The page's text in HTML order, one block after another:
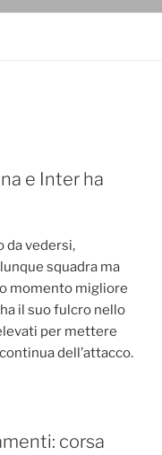
e Inter ha
da vedersi,
squadra ma
momento migliore
il suo fulcro nello
per mettere
dell’attacco.
corsa